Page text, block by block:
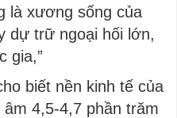
là xương sống của
dự trữ ngoại hối lớn,
gia,”
biết nền kinh tế của
4,5-4,7 phần trăm